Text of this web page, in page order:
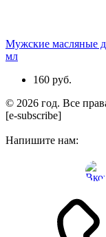
Мужские масляные
мл
160 руб.
© 2026 год. Все
[e-subscribe]
Напишите нам: